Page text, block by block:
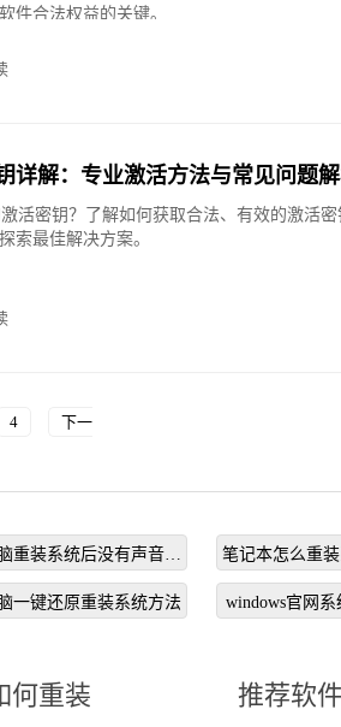
件合法权益的关键。
详解：专业激活方法与常见问题
活密钥？了解如何获取合法、有效的激活
索最佳解决方案。
4
下一
重装系统后没有声音怎
么办
笔记本怎么重
不能
一键还原重装系统方法
windows官网
何重装 推荐软件